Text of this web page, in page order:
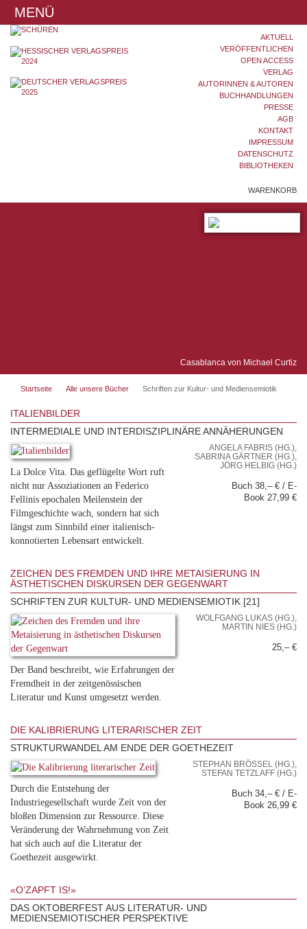
MENÜ
AKTUELL
VERÖFFENTLICHEN
OPEN ACCESS
VERLAG
AUTORINNEN & AUTOREN
BUCHHANDLUNGEN
PRESSE
AGB
KONTAKT
IMPRESSUM
DATENSCHUTZ
BIBLIOTHEKEN
WARENKORB
Casablanca von Michael Curtiz
Startseite Alle unsere Bücher Schriften zur Kultur- und Mediensemiotik
ITALIENBILDER
INTERMEDIALE UND INTERDISZIPLINÄRE ANNÄHERUNGEN
La Dolce Vita. Das geflügelte Wort ruft
nicht nur Assoziationen an Federico
Fellinis epochalen Meilenstein der
Filmgeschichte wach, sondern hat sich
längst zum Sinnbild einer italienisch-
konnotierten Lebensart entwickelt.
ANGELA FABRIS (HG.),
SABRINA GÄRTNER (HG.),
JÖRG HELBIG (HG.)
Buch 38,– € / E-
Book 27,99 €
ZEICHEN DES FREMDEN UND IHRE METAISIERUNG IN
ÄSTHETISCHEN DISKURSEN DER GEGENWART
SCHRIFTEN ZUR KULTUR- UND MEDIENSEMIOTIK [21]
Der Band beschreibt, wie Erfahrungen der
Fremdheit in der zeitgenössischen
Literatur und Kunst umgesetzt werden.
WOLFGANG LUKAS (HG.),
MARTIN NIES (HG.)
25,– €
DIE KALIBRIERUNG LITERARISCHER ZEIT
STRUKTURWANDEL AM ENDE DER GOETHEZEIT
Durch die Entstehung der
Industriegesellschaft wurde Zeit von der
bloßen Dimension zur Ressource. Diese
Veränderung der Wahrnehmung von Zeit
hat sich auch auf die Literatur der
Goethezeit ausgewirkt.
STEPHAN BRÖSSEL (HG.),
STEFAN TETZLAFF (HG.)
Buch 34,– € / E-
Book 26,99 €
«O’ZAPFT IS!»
DAS OKTOBERFEST AUS LITERATUR- UND
MEDIENSEMIOTISCHER PERSPEKTIVE